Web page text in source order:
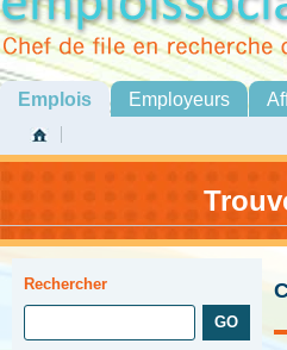
Emplois Employeurs
Rechercher